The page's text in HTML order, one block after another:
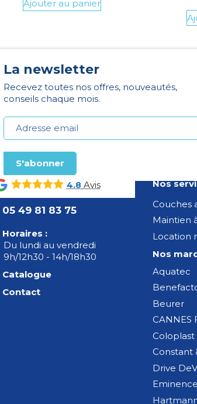
Ajouter au panier
La newsletter
Recevez toutes nos offres, nouveautés,
conseils chaque mois.
4.8Avis
05 49 81 83 75
Horaires :
Du lundi au vendredi
9h/12h30 - 14h/18h30
Catalogue
Contact
Nos
Couches
Maintien
Location
Nos
Aquatec
Beurer
CANNES
Coloplast
Constant
Drive
Eminence